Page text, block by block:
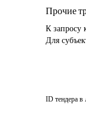
Прочие
К запросу
Для
ID тендера